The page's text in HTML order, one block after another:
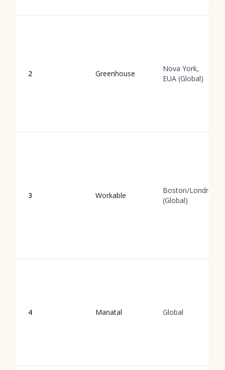
2 Greenhouse
Nova York,
EUA (Global)
3 Workable
Boston/Londres
(Global)
4 Manatal Global